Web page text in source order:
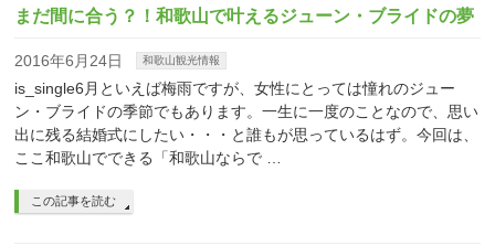
まだ間に合う？！和歌山で叶えるジューン・ブライドの夢
2016年6月24日 和歌山観光情報
is_single6月といえば梅雨ですが、女性にとっては憧れのジュー
ン・ブライドの季節でもあります。一生に一度のことなので、思い
出に残る結婚式にしたい・・・と誰もが思っているはず。今回は、
ここ和歌山でできる「和歌山ならで …
この記事を読む